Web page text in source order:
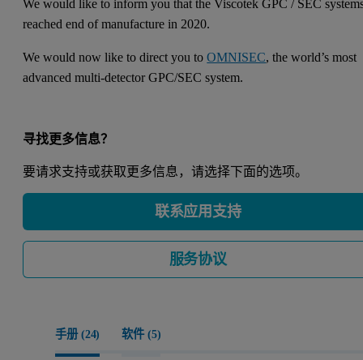
We would like to inform you that the Viscotek GPC / SEC
reached end of manufacture in 2020.
We would now like to direct you toOMNISEC, the world’s most
advanced multi-detector GPC/SEC system.
寻找更多信息？
要请求支持或获取更多信息，请选择下面的选项。
联系应用支持
服务协议
手册 (24) 软件 (5)